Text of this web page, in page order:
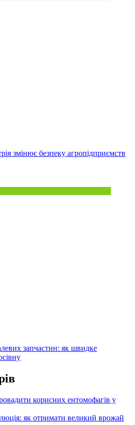
змінює безпеку агропідприємств
запчастин: як швидке
корисних ентомофагів у
як отримати великий врожай